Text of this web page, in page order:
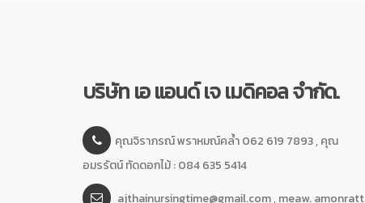
บริษัท เอ แอนด์ เจ เมดิคอล จำกัด.
คุณจิราภรณ์ พราหมณ์คล้ำ 062 619 7893 , คุณ
อมรรัตน์ ทัดดอกไม้ : 084 635 5414
ajthainursingtime@gmail.com , meaw. amonratt